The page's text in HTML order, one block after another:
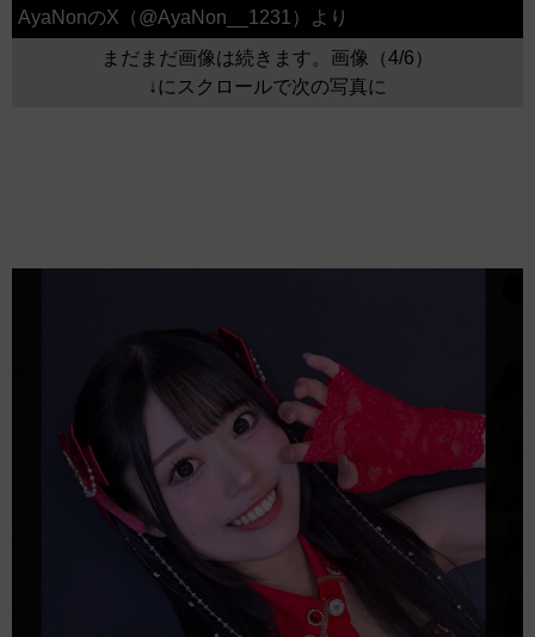
AyaNonのX（@AyaNon__1231）より
まだまだ画像は続きます。画像（4/6）
↓にスクロールで次の写真に